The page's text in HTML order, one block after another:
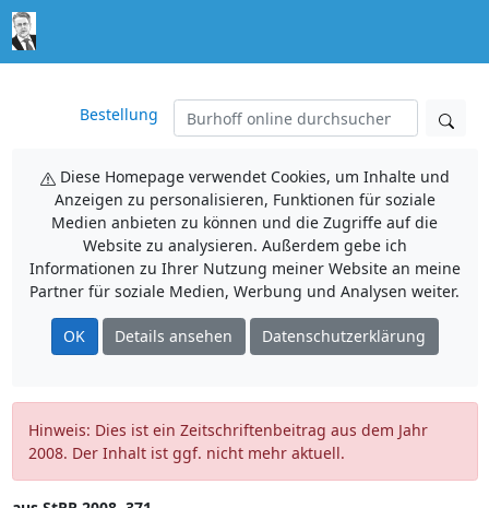
Bestellung
Diese Homepage verwendet Cookies, um Inhalte und
Anzeigen zu personalisieren, Funktionen für soziale
Medien anbieten zu können und die Zugriffe auf die
Website zu analysieren. Außerdem gebe ich
Informationen zu Ihrer Nutzung meiner Website an meine
Partner für soziale Medien, Werbung und Analysen weiter.
OK Details ansehen Datenschutzerklärung
Hinweis: Dies ist ein Zeitschriftenbeitrag aus dem Jahr
2008. Der Inhalt ist ggf. nicht mehr aktuell.